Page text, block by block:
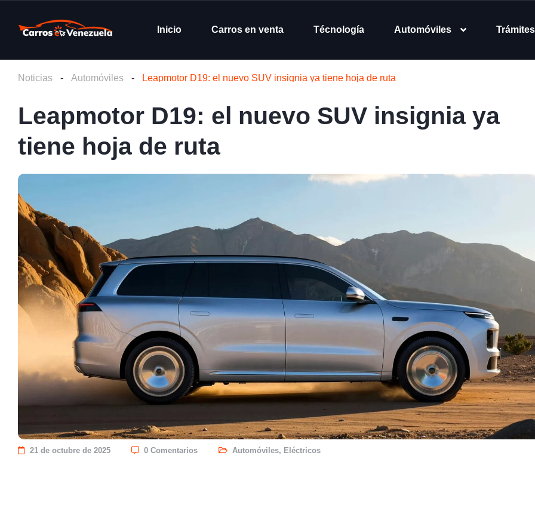
Inicio Carros en venta Técnología Automóviles
Noticias - Automóviles - Leapmotor D19: el nuevo SUV insignia ya tiene hoja de ruta
Leapmotor D19: el nuevo SUV insignia ya
tiene hoja de ruta
21 de octubre de 2025 0 Comentarios Automóviles, Eléctricos